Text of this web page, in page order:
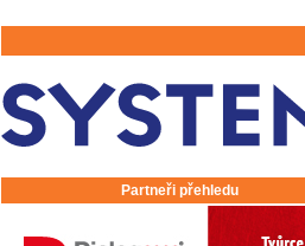
Partneři přehledu